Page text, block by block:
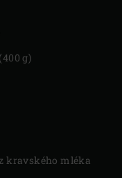
g)
kravského mléka